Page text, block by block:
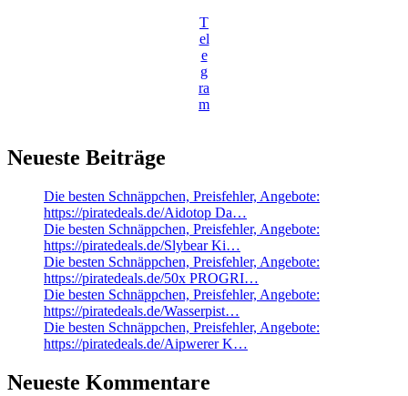
T
el
e
g
ra
m
Neueste Beiträge
Die besten Schnäppchen, Preisfehler, Angebote:
https://piratedeals.de/Aidotop Da…
Die besten Schnäppchen, Preisfehler, Angebote:
https://piratedeals.de/Slybear Ki…
Die besten Schnäppchen, Preisfehler, Angebote:
https://piratedeals.de/50x PROGRI…
Die besten Schnäppchen, Preisfehler, Angebote:
https://piratedeals.de/Wasserpist…
Die besten Schnäppchen, Preisfehler, Angebote:
https://piratedeals.de/Aipwerer K…
Neueste Kommentare